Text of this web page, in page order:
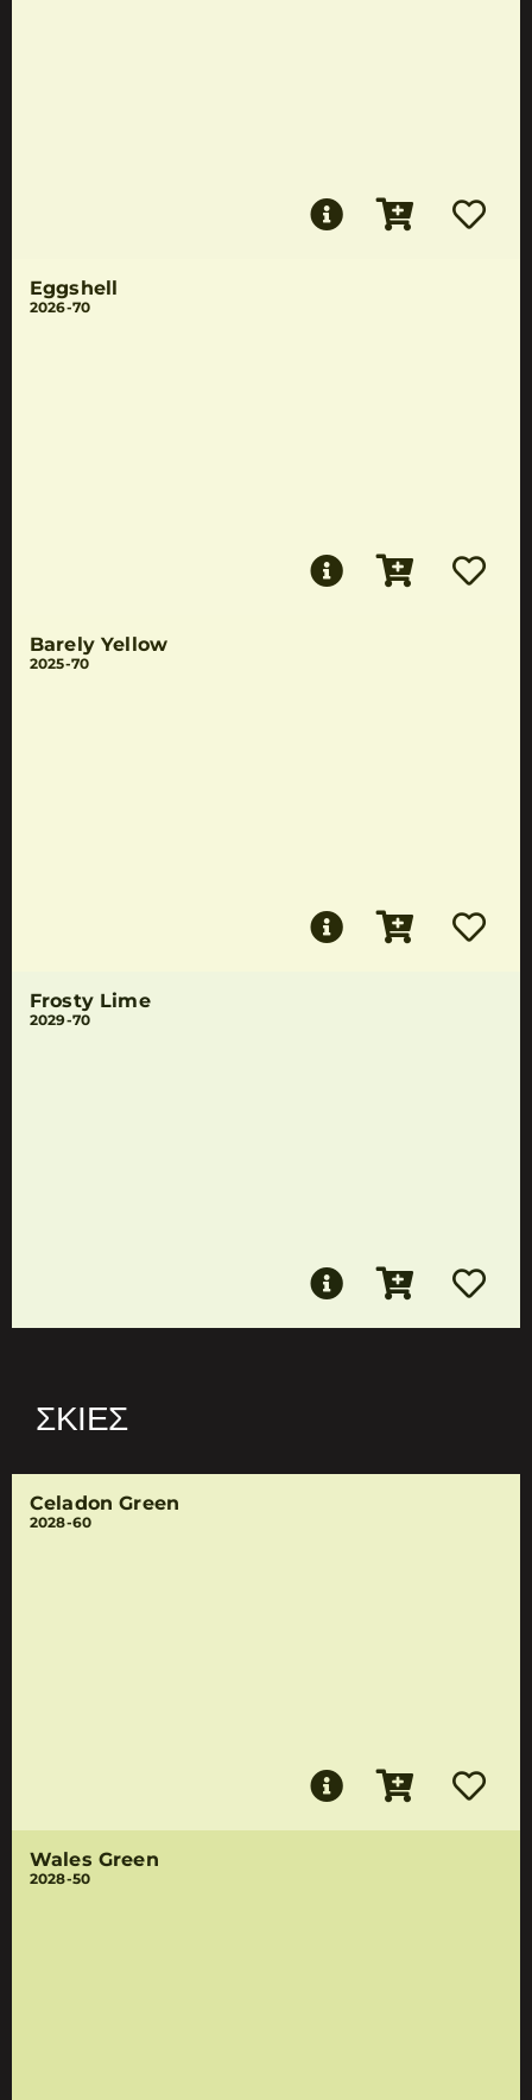
Eggshell
2026-70
Barely Yellow
2025-70
Frosty Lime
2029-70
ΣΚΙΈΣ
Celadon Green
2028-60
Wales Green
2028-50